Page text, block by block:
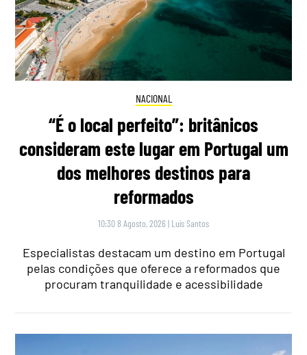
NACIONAL
“É o local perfeito”: britânicos
consideram este lugar em Portugal um
dos melhores destinos para
reformados
10:30 8 Agosto, 2026 | Luís Santos
Especialistas destacam um destino em Portugal
pelas condições que oferece a reformados que
procuram tranquilidade e acessibilidade